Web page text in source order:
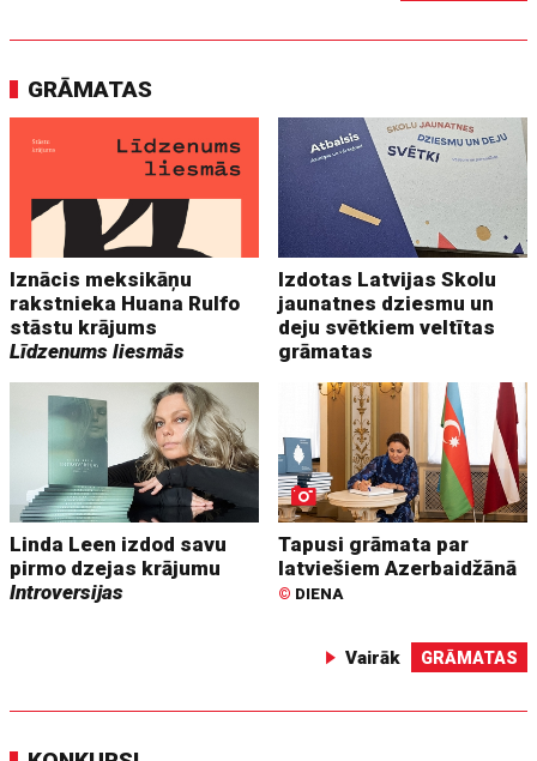
GRĀMATAS
Iznācis meksikāņu
rakstnieka Huana Rulfo
stāstu krājums
Līdzenums liesmās
Izdotas Latvijas Skolu
jaunatnes dziesmu un
deju svētkiem veltītas
grāmatas
Linda Leen izdod savu
pirmo dzejas krājumu
Introversijas
Tapusi grāmata par
latviešiem Azerbaidžānā
© DIENA
Vairāk GRĀMATAS